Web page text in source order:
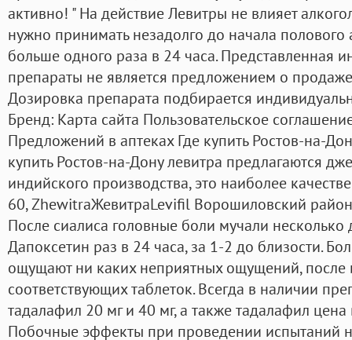
активно! " На действие Левитры не влияет
нужно принимать незадолго до начала полового
больше одного раза в 24 часа. Представленная
препараты не является предложением о
Дозировка препарата подбирается
Бренд: Карта сайта Пользовательское
Предложений в аптеках Где купить Ростов-на-
купить Ростов-на-Дону левитра предлагаются
индийского производства, это наиболее
60, ZhewitraЖевитраLevifil Ворошиловский
После сиалиса головные боли мучали
Дапоксетин раз в 24 часа, за 1-2 до близости.
ощущают ни каких неприятных ощущений, после
соответствующих таблеток. Всегда в наличии
тадалафил 20 мг и 40 мг, а также тадалафил
Побочные эффекты при проведении испытаний